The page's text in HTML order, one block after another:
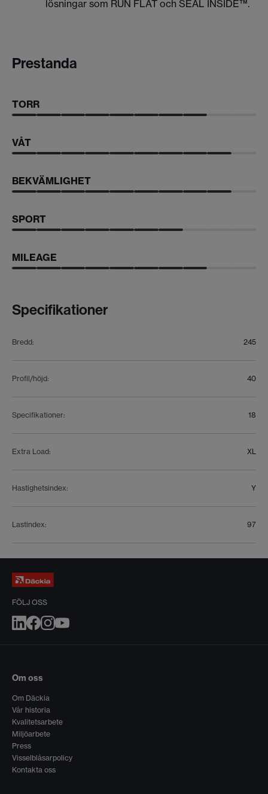
lösningar som RUN FLAT och SEAL INSIDE™.
Prestanda
TORR
VÅT
BEKVÄMLIGHET
SPORT
MILEAGE
Specifikationer
Bredd: 245
Profil/höjd: 40
Specifikationer: 18
Extra Load: XL
Hastighetsindex: Y
Lastindex: 97
FÖLJ OSS
Om oss
Om Däckia
Vår historia
Kvalitetsarbete
Miljöarbete
Press
Visselblåsarpolicy
Kontakta oss